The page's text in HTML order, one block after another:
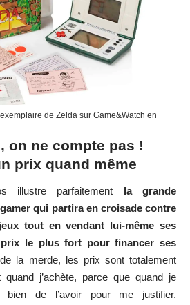
de Zelda sur Game&Watch en
on ne compte pas !
prix quand même
illustre parfaitement
la grande
qui partira en croisade contre
tout en vendant lui-même ses
le plus fort pour financer ses
de la merde, les prix sont totalement
j’achète, parce que quand je
bien de l’avoir pour me justifier.